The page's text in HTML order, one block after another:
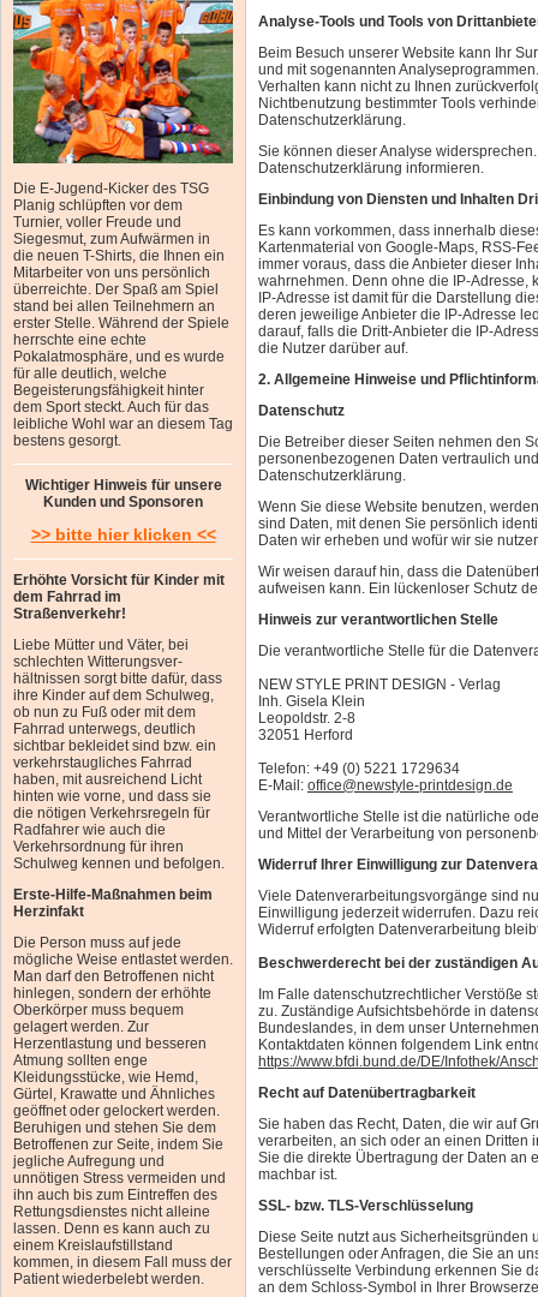
Die E-Jugend-Kicker des TSG
Planig schlüpften vor dem
Turnier, voller Freude und
Siegesmut, zum Aufwärmen in
die neuen T-Shirts, die Ihnen ein
Mitarbeiter von uns persönlich
überreichte. Der Spaß am Spiel
stand bei allen Teilnehmern an
erster Stelle. Während der Spiele
herrschte eine echte
Pokalatmosphäre, und es wurde
für alle deutlich, welche
Begeisterungsfähigkeit hinter
dem Sport steckt. Auch für das
leibliche Wohl war an diesem Tag
bestens gesorgt.
Wichtiger Hinweis für unsere
Kunden und Sponsoren
>> bitte hier klicken <<
Erhöhte Vorsicht für Kinder mit
dem Fahrrad im
Straßenverkehr!
Liebe Mütter und Väter, bei
schlechten Witterungsver-
hältnissen sorgt bitte dafür, dass
ihre Kinder auf dem Schulweg,
ob nun zu Fuß oder mit dem
Fahrrad unterwegs, deutlich
sichtbar bekleidet sind bzw. ein
verkehrstaugliches Fahrrad
haben, mit ausreichend Licht
hinten wie vorne, und dass sie
die nötigen Verkehrsregeln für
Radfahrer wie auch die
Verkehrsordnung für ihren
Schulweg kennen und befolgen.
Erste-Hilfe-Maßnahmen beim
Herzinfakt
Die Person muss auf jede
mögliche Weise entlastet werden.
Man darf den Betroffenen nicht
hinlegen, sondern der erhöhte
Oberkörper muss bequem
gelagert werden. Zur
Herzentlastung und besseren
Atmung sollten enge
Kleidungsstücke, wie Hemd,
Gürtel, Krawatte und Ähnliches
geöffnet oder gelockert werden.
Beruhigen und stehen Sie dem
Betroffenen zur Seite, indem Sie
jegliche Aufregung und
unnötigen Stress vermeiden und
ihn auch bis zum Eintreffen des
Rettungsdienstes nicht alleine
lassen. Denn es kann auch zu
einem Kreislaufstillstand
kommen, in diesem Fall muss der
Patient wiederbelebt werden.
Analyse-Tools und Tools von
Beim Besuch unserer Website kann Ihr
und mit sogenannten
Verhalten kann nicht zu Ihnen
Nichtbenutzung bestimmter Tools
Datenschutzerklärung.
Sie können dieser Analyse
Datenschutzerklärung informieren.
Einbindung von Diensten und Inhalten
Es kann vorkommen, dass innerhalb
Kartenmaterial von Google-Maps, RSS-
immer voraus, dass die Anbieter dieser
wahrnehmen. Denn ohne die IP-Adresse,
IP-Adresse ist damit für die Darstellung
deren jeweilige Anbieter die IP-Adresse
darauf, falls die Dritt-Anbieter die IP-
die Nutzer darüber auf.
2. Allgemeine Hinweise und
Datenschutz
Die Betreiber dieser Seiten nehmen den
personenbezogenen Daten vertraulich
Datenschutzerklärung.
Wenn Sie diese Website benutzen,
sind Daten, mit denen Sie persönlich
Daten wir erheben und wofür wir sie
Wir weisen darauf hin, dass die
aufweisen kann. Ein lückenloser Schutz
Hinweis zur verantwortlichen Stelle
Die verantwortliche Stelle für die
NEW STYLE PRINT DESIGN - Verlag
Inh. Gisela Klein
Leopoldstr. 2-8
32051 Herford
Telefon: +49 (0) 5221 1729634
E-Mail: office@newstyle-printdesign.de
Verantwortliche Stelle ist die natürliche
und Mittel der Verarbeitung von
Widerruf Ihrer Einwilligung zur
Viele Datenverarbeitungsvorgänge sind
Einwilligung jederzeit widerrufen. Dazu
Widerruf erfolgten Datenverarbeitung
Beschwerderecht bei der zuständigen
Im Falle datenschutzrechtlicher Verstöße
zu. Zuständige Aufsichtsbehörde in
Bundeslandes, in dem unser
Kontaktdaten können folgendem Link
https://www.bfdi.bund.de/DE/Infothek/
Recht auf Datenübertragbarkeit
Sie haben das Recht, Daten, die wir auf
verarbeiten, an sich oder an einen Dritten
Sie die direkte Übertragung der Daten an
machbar ist.
SSL- bzw. TLS-Verschlüsselung
Diese Seite nutzt aus
Bestellungen oder Anfragen, die Sie an
verschlüsselte Verbindung erkennen Sie
an dem Schloss-Symbol in Ihrer